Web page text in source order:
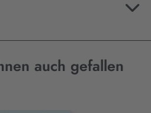
auch gefallen